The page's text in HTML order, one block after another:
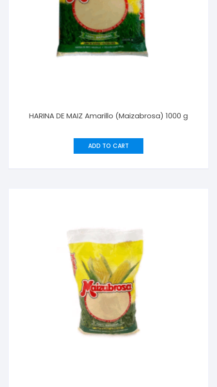
HARINA DE MAIZ Amarillo (Maizabrosa) 1000 g
ADD TO CART